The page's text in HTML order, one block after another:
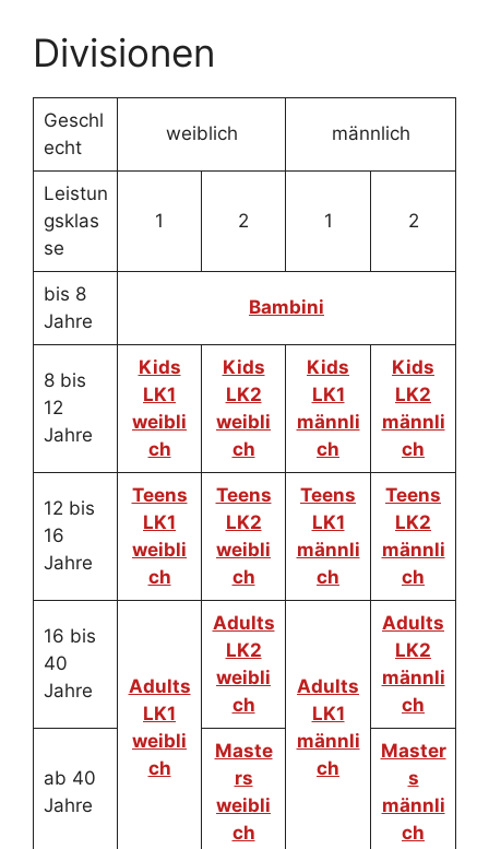
Divisionen
Geschl
echt
weiblich männlich
Leistun
gsklas
se
1 2 1 2
bis 8
Jahre
Bambini
8 bis
12
Jahre
Kids
LK1
weibli
ch
Kids
LK2
weibli
ch
Kids
LK1
männli
ch
Kids
LK2
männli
ch
12 bis
16
Jahre
Teens
LK1
weibli
ch
Teens
LK2
weibli
ch
Teens
LK1
männli
ch
Teens
LK2
männli
ch
16 bis
40
Jahre
Adults
LK1
weibli
ch
Adults
LK2
weibli
ch
Adults
LK1
männli
ch
Adults
LK2
männli
ch
ab 40
Jahre
Maste
rs
weibli
ch
Master
s
männli
ch